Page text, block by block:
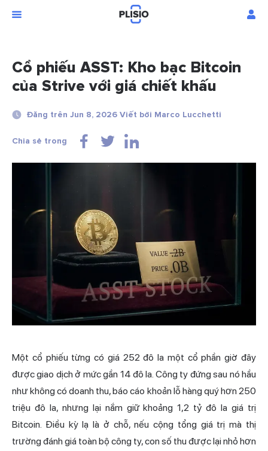
Cổ phiếu ASST: Kho bạc Bitcoin
của Strive với giá chiết khấu
Đăng trên Jun 8, 2026 Viết bởi Marco Lucchetti
Chia sẻ trong
Một cổ phiếu từng có giá 252 đô la một cổ phần giờ đây
được giao dịch ở mức gần 14 đô la. Công ty đứng sau nó hầu
như không có doanh thu, báo cáo khoản lỗ hàng quý hơn 250
triệu đô la, nhưng lại nắm giữ khoảng 1,2 tỷ đô la giá trị
Bitcoin. Điều kỳ lạ là ở chỗ, nếu cộng tổng giá trị mà thị
trường đánh giá toàn bộ công ty, con số thu được lại nhỏ hơn